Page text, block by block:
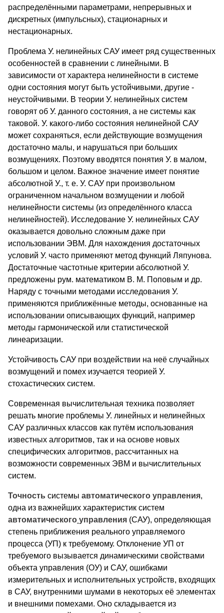
распределёнными параметрами, непрерывных и
дискретных (импульсных), стационарных и
нестационарных.
Проблема У. нелинейных САУ имеет ряд существенных
особенностей в сравнении с линейными. В
зависимости от характера нелинейности в системе
одни состояния могут быть устойчивыми, другие -
неустойчивыми. В теории У. нелинейных систем
говорят об У. данного состояния, а не системы как
таковой. У. какого-либо состояния нелинейной САУ
может сохраняться, если действующие возмущения
достаточно малы, и нарушаться при больших
возмущениях. Поэтому вводятся понятия У. в малом,
большом и целом. Важное значение имеет понятие
абсолютной У., т. е. У. САУ при произвольном
ограниченном начальном возмущении и любой
нелинейности системы (из определённого класса
нелинейностей). Исследование У. нелинейных САУ
оказывается довольно сложным даже при
использовании ЭВМ. Для нахождения достаточных
условий У. часто применяют метод функций Ляпунова.
Достаточные частотные критерии абсолютной У.
предложены рум. математиком В. М. Поповым и др.
Наряду с точными методами исследования У.
применяются приближённые методы, основанные на
использовании описывающих функций, например
методы гармонической или статистической
линеаризации.
Устойчивость САУ при воздействии на неё случайных
возмущений и помех изучается теорией У.
стохастических систем.
Современная вычислительная техника позволяет
решать многие проблемы У. линейных и нелинейных
САУ различных классов как путём использования
известных алгоритмов, так и на основе новых
специфических алгоритмов, рассчитанных на
возможности современных ЭВМ и вычислительных
систем.
Точность системы автоматического управления,
одна из важнейших характеристик систем
автоматического управления (САУ), определяющая
степень приближения реального управляемого
процесса (УП) к требуемому. Отклонение УП от
требуемого вызывается динамическими свойствами
объекта управления (ОУ) и САУ, ошибками
измерительных и исполнительных устройств, входящих
в САУ, внутренними шумами в некоторых её элементах
и внешними помехами. Оно складывается из